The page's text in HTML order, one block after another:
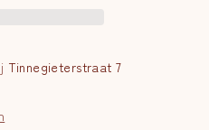
Tinnegieterstraat 7